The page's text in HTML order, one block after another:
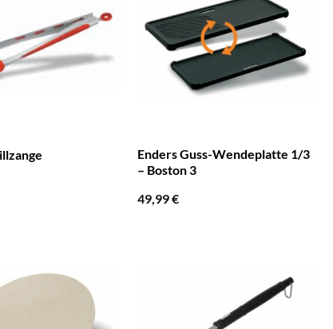
Enders Guss-Wendeplatte 1/3
– Boston 3
49,99€